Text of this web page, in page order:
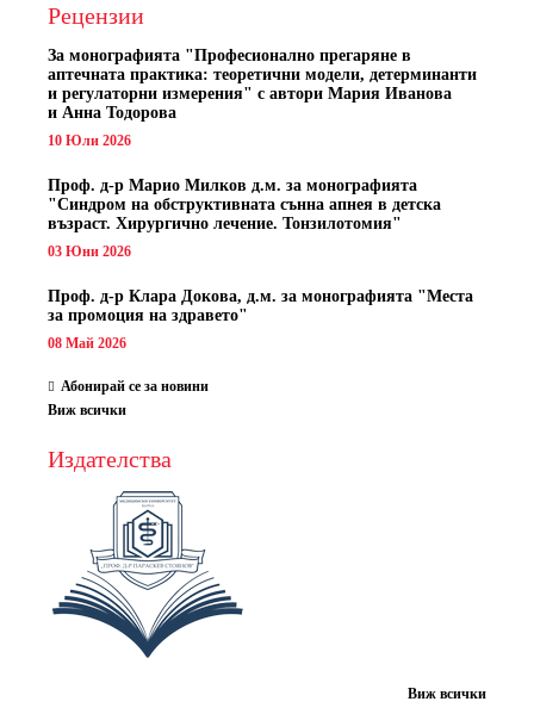
Рецензии
За монографията "Професионално прегаряне в
аптечната практика: теоретични модели, детерминанти
и регулаторни измерения" с автори Мария Иванова
и Анна Тодорова
10 Юли 2026
Проф. д-р Марио Милков д.м. за монографията
"Синдром на обструктивната сънна апнея в детска
възраст. Хирургично лечение. Тонзилотомия"
03 Юни 2026
Проф. д-р Клара Докова, д.м. за монографията "Места
за промоция на здравето"
08 Май 2026
Абонирай се за новини
Виж всички
Издателства
Виж всички